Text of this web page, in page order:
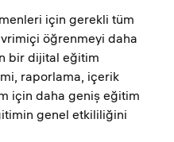
için gerekli tüm
öğrenmeyi daha
bir dijital eğitim
raporlama, içerik
için daha geniş eğitim
genel etkililiğini